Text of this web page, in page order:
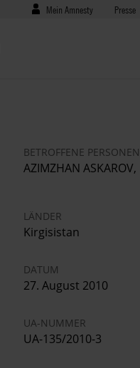
Benutzermenü
Mein Amnesty Presse
Presse
BETROFFENE PERSONEN
AZIMZHAN
LÄNDER
Kirgisistan
DATUM
27. August 2010
UA-NUMMER
UA-135/2010-3